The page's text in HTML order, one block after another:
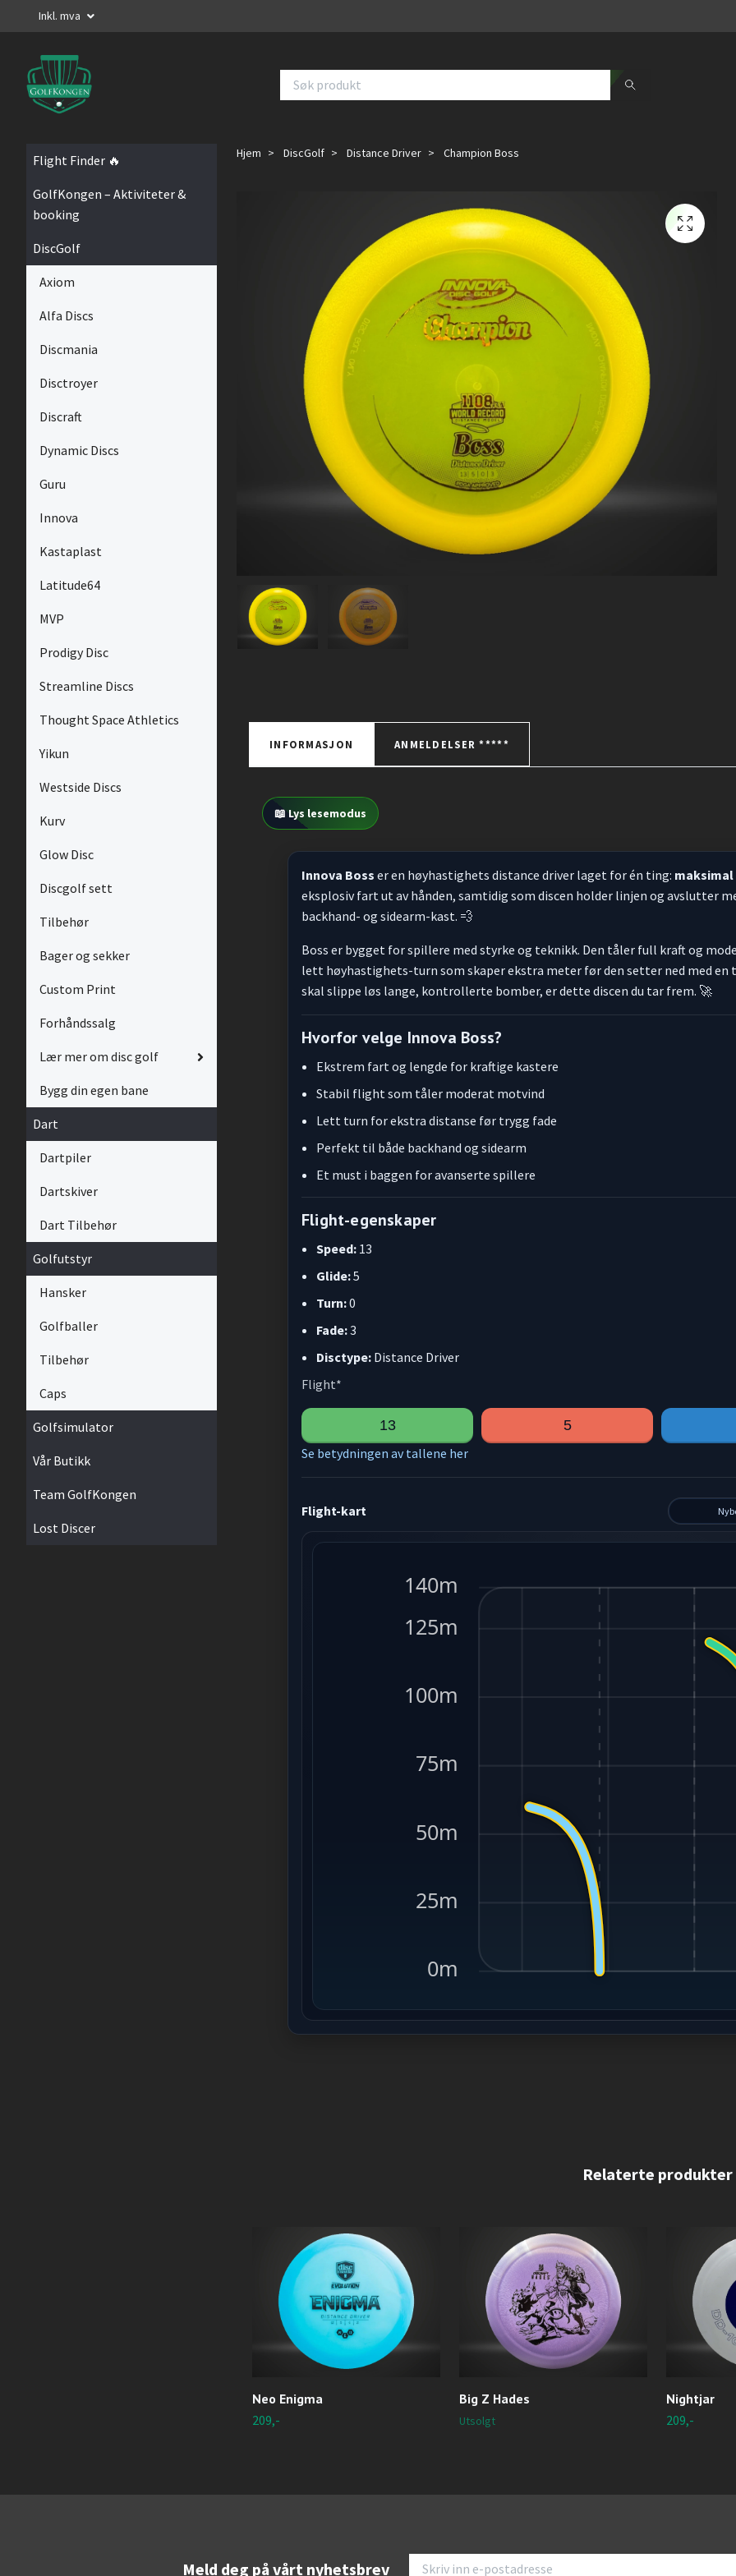
Inkl. mva
Flight Finder 🔥
GolfKongen – Aktiviteter &
booking
DiscGolf
Axiom
Alfa Discs
Discmania
Disctroyer
Discraft
Dynamic Discs
Guru
Innova
Kastaplast
Latitude64
MVP
Prodigy Disc
Streamline Discs
Thought Space Athletics
Yikun
Westside Discs
Kurv
Glow Disc
Discgolf sett
Tilbehør
Bager og sekker
Custom Print
Forhåndssalg
Lær mer om disc golf
Bygg din egen bane
Dart
Dartpiler
Dartskiver
Dart Tilbehør
Golfutstyr
Hansker
Golfballer
Tilbehør
Caps
Golfsimulator
Vår Butikk
Team GolfKongen
Lost Discer
Hjem DiscGolf Distance Driver Champion Boss
INFORMASJON ANMELDELSER *****
📖 Lys lesemodus
Innova Boss er en høyhastighets distance driver laget for én ting:
eksplosiv fart ut av hånden, samtidig som discen holder linjen og avslutter
backhand- og sidearm-kast. 💨
Boss er bygget for spillere med styrke og teknikk. Den tåler full kraft og
lett høyhastighets-turn som skaper ekstra meter før den setter ned med
skal slippe løs lange, kontrollerte bomber, er dette discen du tar frem. 🚀
Hvorfor velge Innova Boss?
Ekstrem fart og lengde for kraftige kastere
Stabil flight som tåler moderat motvind
Lett turn for ekstra distanse før trygg fade
Perfekt til både backhand og sidearm
Et must i baggen for avanserte spillere
Flight-egenskaper
Speed: 13
Glide:5
Turn:0
Fade:3
Disctype: Distance Driver
Flight*
13
5
Se betydningen av tallene her
Flight-kart
0m
25m
50m
75m
100m
125m
140m
Neo Enigma
209,-
Big Z Hades
Utsolgt
Nightjar
209,-
Meld deg på vårt nyhetsbrev